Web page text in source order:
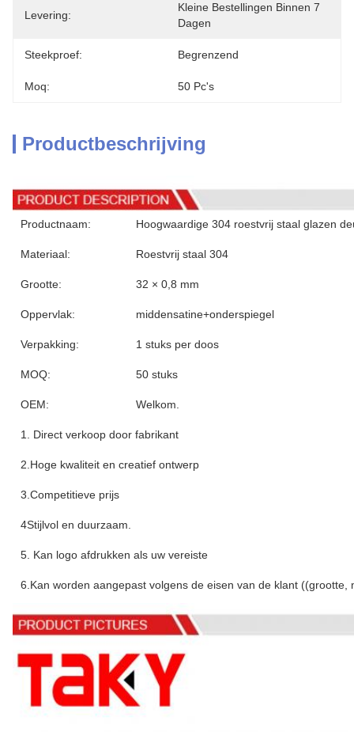
Levering:
Kleine Bestellingen Binnen 7
Dagen
Steekproef: Begrenzend
Moq: 50 Pc's
Productbeschrijving
Productnaam: Hoogwaardige 304 roestvrij staal glazen
Materiaal: Roestvrij staal 304
Grootte: 32 × 0,8 mm
Oppervlak: middensatine+onderspiegel
Verpakking: 1 stuks per doos
MOQ: 50 stuks
OEM: Welkom.
1. Direct verkoop door fabrikant
2.Hoge kwaliteit en creatief ontwerp
3.Competitieve prijs
4Stijlvol en duurzaam.
5. Kan logo afdrukken als uw vereiste
6.Kan worden aangepast volgens de eisen van de klant ((grootte,